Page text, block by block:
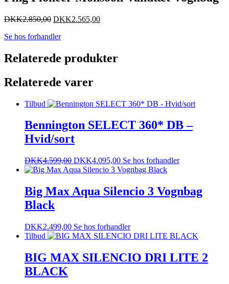
DKK2.850,00 DKK2.565,00
Se hos forhandler
Relaterede produkter
Relaterede varer
Tilbud
Bennington SELECT 360* DB –
Hvid/sort
DKK4.599,00 DKK4.095,00 Se hos forhandler
Big Max Aqua Silencio 3 Vognbag
Black
DKK2.499,00 Se hos forhandler
Tilbud
BIG MAX SILENCIO DRI LITE 2
BLACK